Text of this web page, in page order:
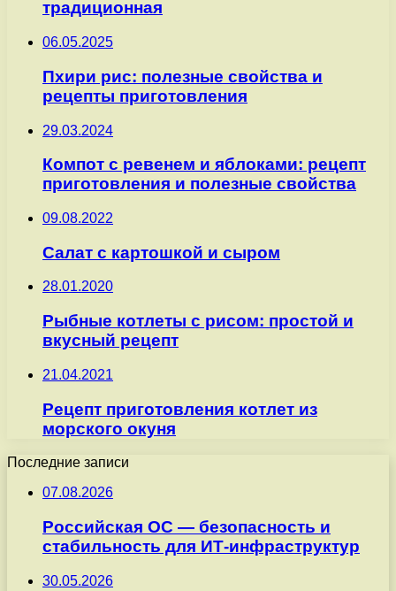
традиционная
06.05.2025
Пхири рис: полезные свойства и
рецепты приготовления
29.03.2024
Компот с ревенем и яблоками: рецепт
приготовления и полезные свойства
09.08.2022
Салат с картошкой и сыром
28.01.2020
Рыбные котлеты с рисом: простой и
вкусный рецепт
21.04.2021
Рецепт приготовления котлет из
морского окуня
Последние записи
07.08.2026
Российская ОС — безопасность и
стабильность для ИТ-инфраструктур
30.05.2026